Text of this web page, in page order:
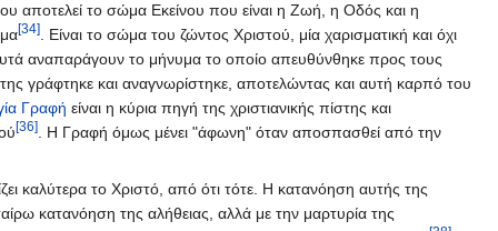
αποτελεί το σώμα Εκείνου που είναι η Ζωή, η Οδός και η
[34]. Είναι το σώμα του ζώντος Χριστού, μία χαρισματική και όχι
αναπαράγουν το μήνυμα το οποίο απευθύνθηκε προς τους
γράφτηκε και αναγνωρίστηκε, αποτελώντας και αυτή καρπό του
Γραφή είναι η κύρια πηγή της χριστιανικής πίστης και
[36]. H Γραφή όμως μένει "άφωνη" όταν αποσπασθεί από την
καλύτερα το Χριστό, από ότι τότε. Η κατανόηση αυτής της
κατανόηση της αλήθειας, αλλά με την μαρτυρία της